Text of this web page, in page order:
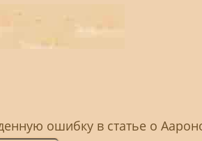
ошибку в статье о